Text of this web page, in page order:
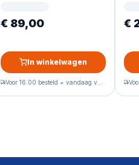
€ 89,00
In winkelwagen
€